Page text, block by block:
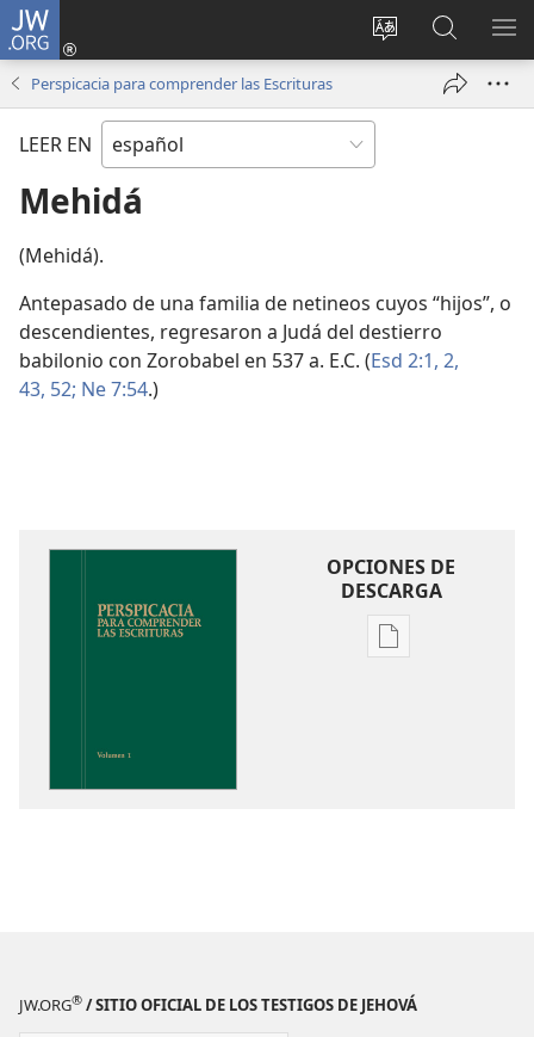
JW.ORG
Cambiar
del sitio
Iniciar
sesión
nueva
en
jw.org
Perspicacia para comprender las Escrituras
LEER EN
Mehidá
(Mehidá).
Antepasado de una familia de netineos cuyos “hijos”, o
descendientes, regresaron a Judá del destierro
babilonio con Zorobabel en 537 a. E.C. (Esd 2:1, 2,
43, 52; Ne 7:54.)
OPCIONES DE
DESCARGA
Opciones
JW.ORG® / SITIO OFICIAL DE LOS TESTIGOS DE JEHOVÁ